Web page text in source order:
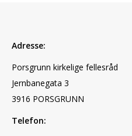
Adresse:
Porsgrunn kirkelige fellesråd
Jernbanegata 3
3916 PORSGRUNN
Telefon: